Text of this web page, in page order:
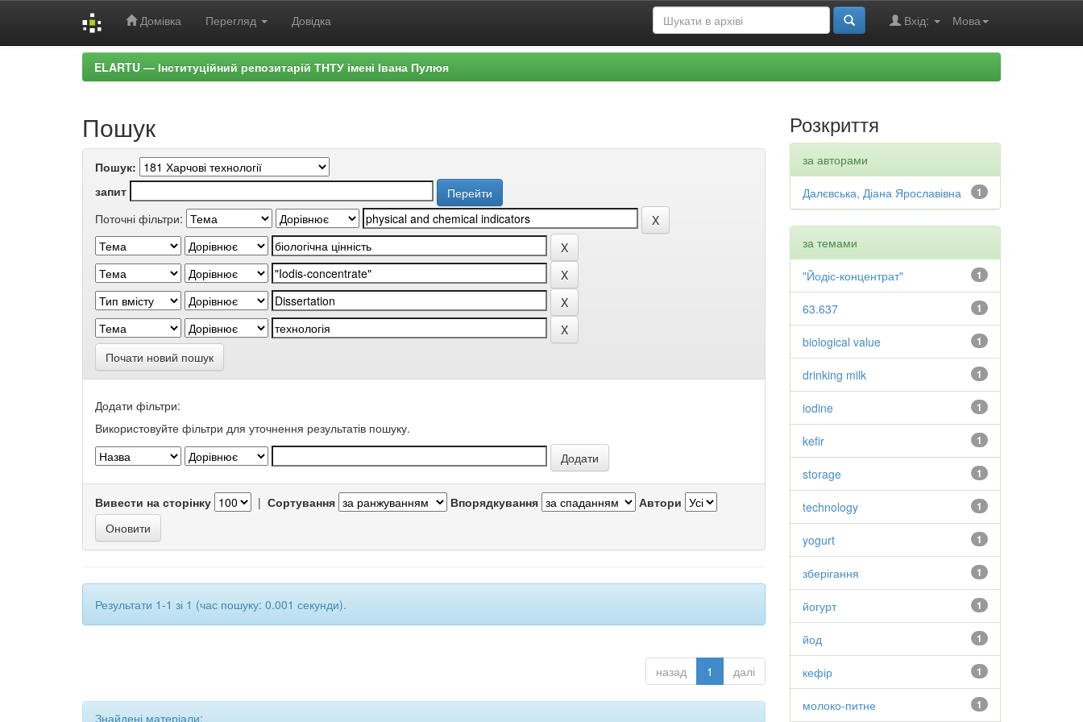
Домівка Перегляд Довідка Мова
Вхід:
ELARTU — Інституційний репозитарій ТНТУ імені Івана Пулюя
Пошук
Пошук:
запит
Поточні фільтри:
Почати новий пошук
Додати фільтри:
Використовуйте фільтри для уточнення результатів пошуку.
Вивести на сторінку | Сортування Впорядкування Автори
Результати 1-1 зі 1 (час пошуку: 0.001 секунди).
назад 1 далі
Знайдені матеріали:
Розкриття
за авторами
1
Далєвська, Діана Ярославівна
за темами
1
"Йодіс-концентрат"
1
63.637
1
biological value
1
drinking milk
1
iodine
1
kefir
1
storage
1
technology
1
yogurt
1
зберігання
1
йогурт
1
йод
1
кефір
1
молоко-питне